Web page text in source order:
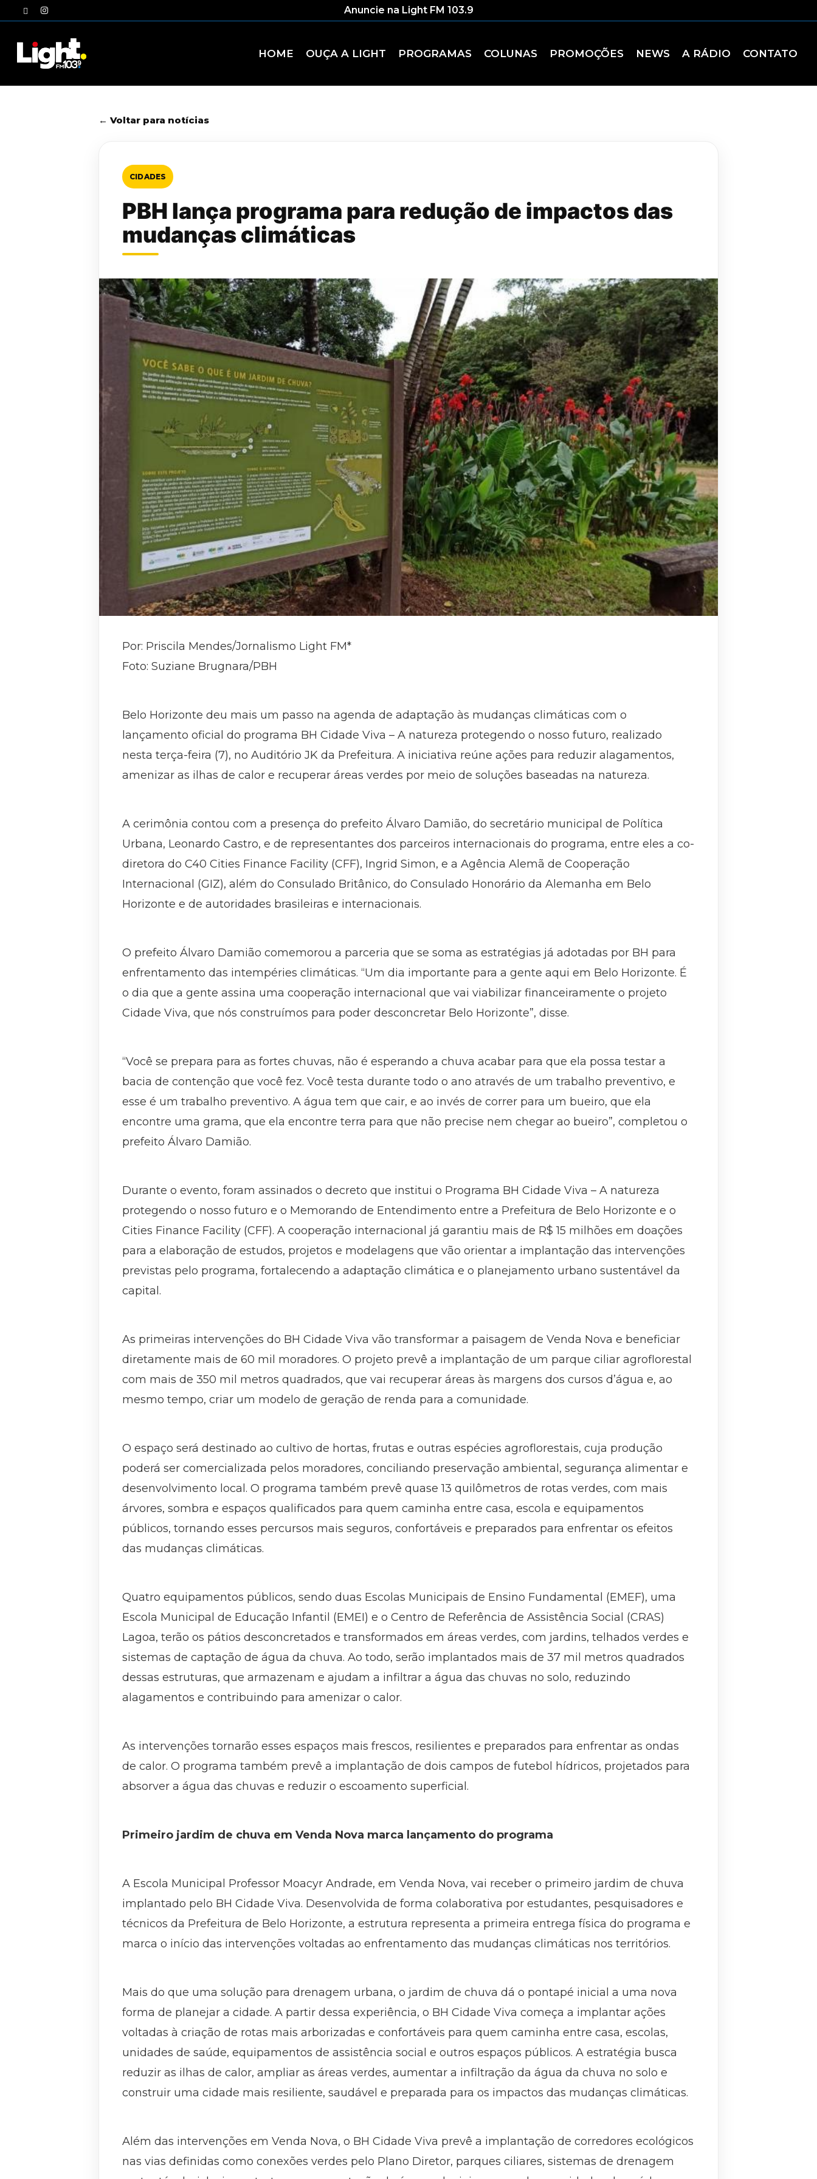
to
twitterinstagram Anuncie na Light FM 103.9
HOME OUÇA A LIGHT PROGRAMAS COLUNAS PROMOÇÕES NEWS A RÁDIO CONTATO
← Voltar para notícias
CIDADES
PBH lança programa para redução de impactos das
mudanças climáticas
Por: Priscila Mendes/Jornalismo Light FM*
Foto: Suziane Brugnara/PBH
Belo Horizonte deu mais um passo na agenda de adaptação às mudanças climáticas com o
lançamento oficial do programa BH Cidade Viva – A natureza protegendo o nosso futuro, realizado
nesta terça-feira (7), no Auditório JK da Prefeitura. A iniciativa reúne ações para reduzir alagamentos,
amenizar as ilhas de calor e recuperar áreas verdes por meio de soluções baseadas na natureza.
A cerimônia contou com a presença do prefeito Álvaro Damião, do secretário municipal de Política
Urbana, Leonardo Castro, e de representantes dos parceiros internacionais do programa, entre eles a co-
diretora do C40 Cities Finance Facility (CFF), Ingrid Simon, e a Agência Alemã de Cooperação
Internacional (GIZ), além do Consulado Britânico, do Consulado Honorário da Alemanha em Belo
Horizonte e de autoridades brasileiras e internacionais.
O prefeito Álvaro Damião comemorou a parceria que se soma as estratégias já adotadas por BH para
enfrentamento das intempéries climáticas. “Um dia importante para a gente aqui em Belo Horizonte. É
o dia que a gente assina uma cooperação internacional que vai viabilizar financeiramente o projeto
Cidade Viva, que nós construímos para poder desconcretar Belo Horizonte”, disse.
“Você se prepara para as fortes chuvas, não é esperando a chuva acabar para que ela possa testar a
bacia de contenção que você fez. Você testa durante todo o ano através de um trabalho preventivo, e
esse é um trabalho preventivo. A água tem que cair, e ao invés de correr para um bueiro, que ela
encontre uma grama, que ela encontre terra para que não precise nem chegar ao bueiro”, completou o
prefeito Álvaro Damião.
Durante o evento, foram assinados o decreto que institui o Programa BH Cidade Viva – A natureza
protegendo o nosso futuro e o Memorando de Entendimento entre a Prefeitura de Belo Horizonte e o
Cities Finance Facility (CFF). A cooperação internacional já garantiu mais de R$ 15 milhões em doações
para a elaboração de estudos, projetos e modelagens que vão orientar a implantação das intervenções
previstas pelo programa, fortalecendo a adaptação climática e o planejamento urbano sustentável da
capital.
As primeiras intervenções do BH Cidade Viva vão transformar a paisagem de Venda Nova e beneficiar
diretamente mais de 60 mil moradores. O projeto prevê a implantação de um parque ciliar agroflorestal
com mais de 350 mil metros quadrados, que vai recuperar áreas às margens dos cursos d’água e, ao
mesmo tempo, criar um modelo de geração de renda para a comunidade.
O espaço será destinado ao cultivo de hortas, frutas e outras espécies agroflorestais, cuja produção
poderá ser comercializada pelos moradores, conciliando preservação ambiental, segurança alimentar e
desenvolvimento local. O programa também prevê quase 13 quilômetros de rotas verdes, com mais
árvores, sombra e espaços qualificados para quem caminha entre casa, escola e equipamentos
públicos, tornando esses percursos mais seguros, confortáveis e preparados para enfrentar os efeitos
das mudanças climáticas.
Quatro equipamentos públicos, sendo duas Escolas Municipais de Ensino Fundamental (EMEF), uma
Escola Municipal de Educação Infantil (EMEI) e o Centro de Referência de Assistência Social (CRAS)
Lagoa, terão os pátios desconcretados e transformados em áreas verdes, com jardins, telhados verdes e
sistemas de captação de água da chuva. Ao todo, serão implantados mais de 37 mil metros quadrados
dessas estruturas, que armazenam e ajudam a infiltrar a água das chuvas no solo, reduzindo
alagamentos e contribuindo para amenizar o calor.
As intervenções tornarão esses espaços mais frescos, resilientes e preparados para enfrentar as ondas
de calor. O programa também prevê a implantação de dois campos de futebol hídricos, projetados para
absorver a água das chuvas e reduzir o escoamento superficial.
Primeiro jardim de chuva em Venda Nova marca lançamento do programa
A Escola Municipal Professor Moacyr Andrade, em Venda Nova, vai receber o primeiro jardim de chuva
implantado pelo BH Cidade Viva. Desenvolvida de forma colaborativa por estudantes, pesquisadores e
técnicos da Prefeitura de Belo Horizonte, a estrutura representa a primeira entrega física do programa e
marca o início das intervenções voltadas ao enfrentamento das mudanças climáticas nos territórios.
Mais do que uma solução para drenagem urbana, o jardim de chuva dá o pontapé inicial a uma nova
forma de planejar a cidade. A partir dessa experiência, o BH Cidade Viva começa a implantar ações
voltadas à criação de rotas mais arborizadas e confortáveis para quem caminha entre casa, escolas,
unidades de saúde, equipamentos de assistência social e outros espaços públicos. A estratégia busca
reduzir as ilhas de calor, ampliar as áreas verdes, aumentar a infiltração da água da chuva no solo e
construir uma cidade mais resiliente, saudável e preparada para os impactos das mudanças climáticas.
Além das intervenções em Venda Nova, o BH Cidade Viva prevê a implantação de corredores ecológicos
nas vias definidas como conexões verdes pelo Plano Diretor, parques ciliares, sistemas de drenagem